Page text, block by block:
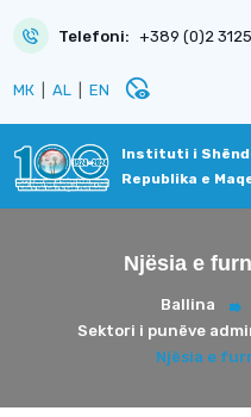
Telefoni: +389 (0)2
МК AL EN disabled_visible
Instituti i
Republika e
Njësia e
Ballina
Sektori i punëve
Njësia e